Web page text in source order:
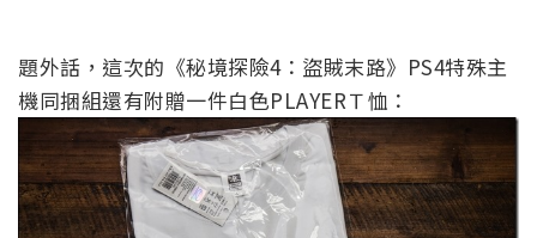
題外話，這次的《秘境探險4：盜賊末路》PS4特殊主
機同捆組還有附贈一件白色PLAYERＴ恤：